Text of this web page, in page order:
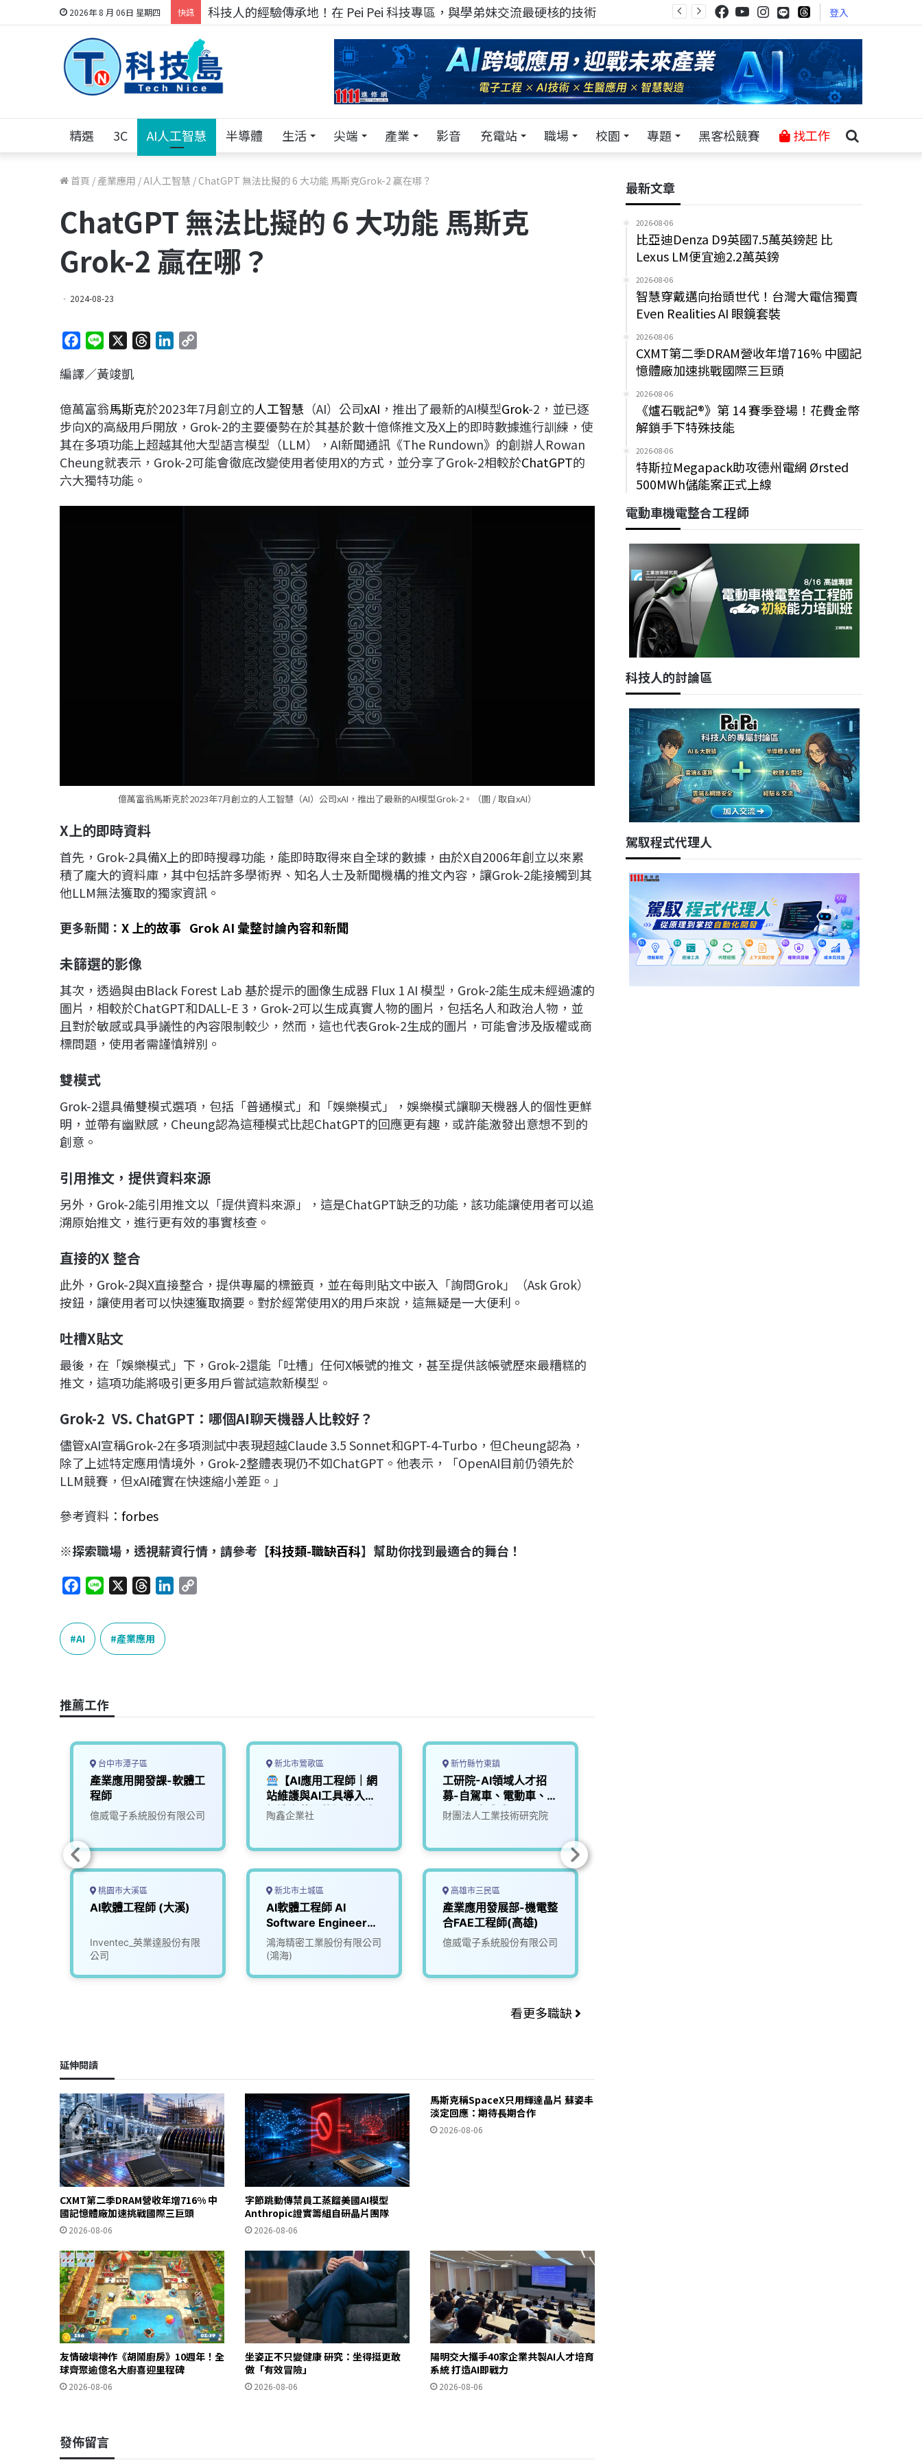
2026年 8 月 06日 星期四 快訊 科技人的經驗傳承地！在 Pei Pei 科技專區，與學弟妹交流最硬核的技術 登入
精選 3C AI人工智慧 半導體 生活 尖端 產業 影音 充電站 職場 校園 專題 黑客松競賽 找工作
首頁 / 產業應用 /AI人工智慧 / ChatGPT 無法比擬的 6 大功能 馬斯克Grok-2 贏在哪？
ChatGPT 無法比擬的 6 大功能 馬斯克
Grok-2 贏在哪？
2024-08-23
c
b
o
o
k
n
a
d
s
e
d
I
n
L
i
n
k
編譯／黃竣凱
億萬富翁馬斯克於2023年7月創立的人工智慧 （AI）公司xAI ，推出了最新的AI模型Grok-2，並已逐
步向X的高級用戶開放，Grok-2的主要優勢在於其基於數十億條推文及X上的即時數據進行訓練，使
其在多項功能上超越其他大型語言模型（LLM），AI新聞通訊《The Rundown》的創辦人Rowan
Cheung就表示，Grok-2可能會徹底改變使用者使用X的方式，並分享了Grok-2相較於ChatGPT的
六大獨特功能。
億萬富翁馬斯克於2023年7月創立的人工智慧（AI）公司xAI，推出了最新的AI模型Grok-2。（圖 / 取自xAI）
X上的即時資料
首先，Grok-2具備X上的即時搜尋功能，能即時取得來自全球的數據，由於X自2006年創立以來累
積了龐大的資料庫，其中包括許多學術界、知名人士及新聞機構的推文內容，讓Grok-2能接觸到其
他LLM無法獲取的獨家資訊。
更多新聞： X 上的故事 Grok AI 彙整討論內容和新聞
未篩選的影像
其次，透過與由Black Forest Lab 基於提示的圖像生成器 Flux 1 AI 模型，Grok-2能生成未經過濾的
圖片，相較於ChatGPT和DALL-E 3，Grok-2可以生成真實人物的圖片，包括名人和政治人物，並
且對於敏感或具爭議性的內容限制較少，然而，這也代表Grok-2生成的圖片，可能會涉及版權或商
標問題，使用者需謹慎辨別。
雙模式
Grok-2還具備雙模式選項，包括「普通模式」和「娛樂模式」，娛樂模式讓聊天機器人的個性更鮮
明，並帶有幽默感，Cheung認為這種模式比起ChatGPT的回應更有趣，或許能激發出意想不到的
創意。
引用推文，提供資料來源
另外，Grok-2能引用推文以「提供資料來源」，這是ChatGPT缺乏的功能，該功能讓使用者可以追
溯原始推文，進行更有效的事實核查。
直接的X 整合
此外，Grok-2與X直接整合，提供專屬的標籤頁，並在每則貼文中嵌入「詢問Grok」（Ask Grok）
按鈕，讓使用者可以快速獲取摘要。對於經常使用X的用戶來說，這無疑是一大便利。
吐槽X貼文
最後，在「娛樂模式」下，Grok-2還能「吐槽」任何X帳號的推文，甚至提供該帳號歷來最糟糕的
推文，這項功能將吸引更多用戶嘗試這款新模型。
Grok-2 VS. ChatGPT ：哪個AI聊天機器人比較好？
儘管xAI宣稱Grok-2在多項測試中表現超越Claude 3.5 Sonnet和GPT-4-Turbo，但Cheung認為，
除了上述特定應用情境外，Grok-2整體表現仍不如ChatGPT。他表示，「OpenAI目前仍領先於
LLM競賽，但xAI確實在快速縮小差距。」
參考資料： forbes
※探索職場，透視薪資行情，請參考【科技類-職缺百科】幫助你找到最適合的舞台！
c
e
b
k
n
r
e
a
AI 產業應用
推薦工作
台中市潭子區
產業應用開發課-軟體工
程師
億威電子系統股份有限公司
桃園市大溪區
AI軟體工程師 (大溪)
Inventec_英業達股份有限
公司
新北市鶯歌區
【AI應用工程師｜網
站維護與AI工具導入】
打造陶藝品牌智能化未
陶鑫企業社
新北市土城區
AI軟體工程師 AI
Software Engineer
(Data Science & AI
Team)
鴻海精密工業股份有限公司
(鴻海)
新竹縣竹東鎮
工研院-AI領域人才招
募-自駕車、電動車、機
器人、生成式AI
財團法人工業技術研究院
高雄市三民區
產業應用發展部-機電整
合FAE工程師(高雄)
億威電子系統股份有限公司
看更多職缺
延伸閱讀
CXMT第二季DRAM營收年增716% 中
國記憶體廠加速挑戰國際三巨頭
2026-08-06
字節跳動傳禁員工蒸餾美國AI模型
Anthropic證實籌組自研晶片團隊
2026-08-06
馬斯克稱SpaceX只用輝達晶片 蘇姿丰
淡定回應：期待長期合作
2026-08-06
友情破壞神作《胡鬧廚房》10週年！全
球齊聚逾億名大廚喜迎里程碑
2026-08-06
坐姿正不只變健康 研究：坐得挺更敢
做「有效冒險」
2026-08-06
陽明交大攜手40家企業共製AI人才培育
系統 打造AI即戰力
2026-08-06
發佈留言
最新文章
2026-08-06
比亞迪Denza D9英國7.5萬英鎊起 比
Lexus LM便宜逾2.2萬英鎊
2026-08-06
智慧穿戴邁向抬頭世代！台灣大電信獨賣
Even Realities AI 眼鏡套裝
2026-08-06
CXMT第二季DRAM營收年增716% 中國記
憶體廠加速挑戰國際三巨頭
2026-08-06
《爐石戰記®》第 14 賽季登場！花費金幣
解鎖手下特殊技能
2026-08-06
特斯拉Megapack助攻德州電網 Ørsted
500MWh儲能案正式上線
電動車機電整合工程師
科技人的討論區
駕馭程式代理人